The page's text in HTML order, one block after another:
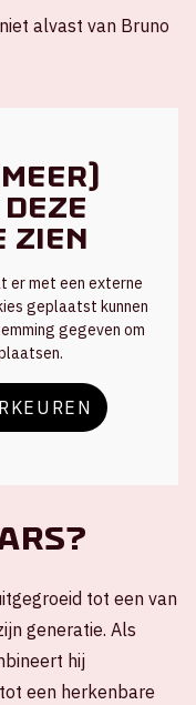
alvast van Bruno
zien
er met een externe
geplaatst kunnen
gegeven om
tot een van
generatie. Als
hij
een herkenbare